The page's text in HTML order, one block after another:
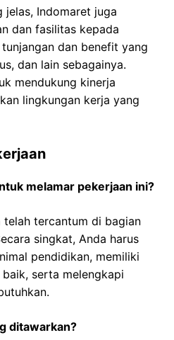
jelas, Indomaret juga
dan fasilitas kepada
dan benefit yang
dan lain sebagainya.
mendukung kinerja
lingkungan kerja yang
melamar pekerjaan ini?
telah tercantum di bagian
singkat, Anda harus
pendidikan, memiliki
serta melengkapi
ditawarkan?